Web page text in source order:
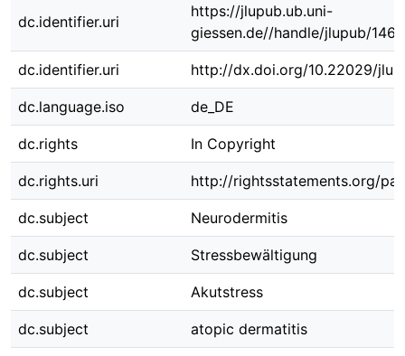
dc.identifier.uri
https://jlupub.ub.uni-
giessen.de//handle/jlupub/
dc.identifier.uri http://dx.doi.org/10.22029/
dc.language.iso de_DE
dc.rights In Copyright
dc.rights.uri http://rightsstatements.org/
dc.subject Neurodermitis
dc.subject Stressbewältigung
dc.subject Akutstress
dc.subject atopic dermatitis